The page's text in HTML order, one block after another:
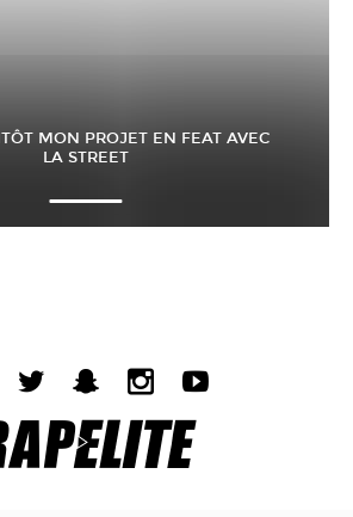
MON PROJET EN FEAT AVEC
LA STREET